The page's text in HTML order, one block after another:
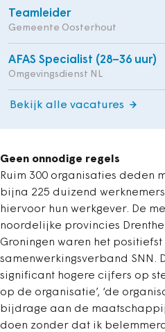
Teamleider
Gemeente Oosterhout
AFAS Specialist (28–36 uur)
Omgevingsdienst NL
Bekijk alle vacatures
Geen onnodige regels
Ruim 300 organisaties deden
bijna 225 duizend
hiervoor hun werkgever. De
noordelijke provincies
Groningen waren het
samenwerkingsverband SNN.
significant hogere cijfers op
op de organisatie’, ‘de
bijdrage aan de
doen zonder dat ik